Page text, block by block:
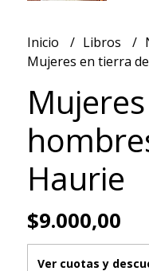
Inicio Libros
Mujeres en tierra
Haurie
$9.000,00
Ver cuotas y